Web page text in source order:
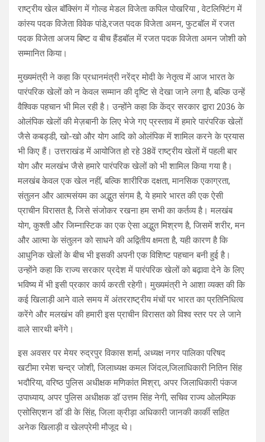
राष्ट्रीय खेल बॉक्सिंग में गोल्ड मेडल विजेता कपिल पोखरिया , वेटलिफ्टिंग में
कांस्य पदक विजेता विवेक पांडे,रजत पदक विजेता अमन, फुटबॉल में रजत
पदक विजेता अजय बिष्ट व बीच हैंडबॉल में रजत पदक विजेता अमन जोशी को
सम्मानित किया।
मुख्यमंत्री ने कहा कि प्रधानमंत्री नरेंद्र मोदी के नेतृत्व में आज भारत के
पारंपरिक खेलों को न केवल सम्मान की दृष्टि से देखा जाने लगा है, बल्कि उन्हें
वैश्विक पहचान भी मिल रही है। उन्होंने कहा कि केंद्र सरकार द्वारा 2036 के
ओलंपिक खेलों की मेज़बानी के लिए भेजे गए प्रस्ताव में हमारे पारंपरिक खेलों
जैसे कबड्डी, खो-खो और योग आदि को ओलंपिक में शामिल करने के प्रयास
भी किए हैं। उत्तराखंड में आयोजित हो रहे 38वें राष्ट्रीय खेलों में पहली बार
योग और मलखंभ जैसे हमारे पारंपरिक खेलों को भी शामिल किया गया है।
मलखंब केवल एक खेल नहीं, बल्कि शारीरिक दक्षता, मानसिक एकाग्रता,
संतुलन और आत्मसंयम का अद्भुत संगम है, ये हमारे भारत की एक ऐसी
प्राचीन विरासत है, जिसे संजोकर रखना हम सभी का कर्तव्य है। मलखंब
योग, कुश्ती और जिम्नास्टिक का एक ऐसा अद्भुत मिश्रण है, जिसमें शरीर, मन
और आत्मा के संतुलन को साधने की अद्वितीय क्षमता है, यही कारण है कि
आधुनिक खेलों के बीच भी इसकी अपनी एक विशिष्ट पहचान बनी हुई है।
उन्होंने कहा कि राज्य सरकार प्रदेश में पारंपरिक खेलों को बढ़ावा देने के लिए
भविष्य में भी इसी प्रकार कार्य करती रहेगी। मुख्यमंत्री ने आशा व्यक्त की कि
कई खिलाड़ी आने वाले समय में अंतरराष्ट्रीय मंचों पर भारत का प्रतिनिधित्व
करेंगे और मलखंभ की हमारी इस प्राचीन विरासत को विश्व स्तर पर ले जाने
वाले सारथी बनेंगे।
इस अवसर पर मेयर रुद्रपुर विकास शर्मा, अध्यक्ष नगर पालिका परिषद
खटीमा रमेश चन्द्र जोशी, जिलाध्यक्ष कमल जिंदल,जिलाधिकारी नितिन सिंह
भदौरिया, वरिष्ठ पुलिस अधीक्षक मणिकांत मिश्रा, अपर जिलाधिकारी पंकज
उपाध्याय, अपर पुलिस अधीक्षक डॉ उत्तम सिंह नेगी, सचिव राज्य ओलम्पिक
एसोसिएशन डॉ डी के सिंह, जिला क्रीड़ा अधिकारी जानकी कार्की सहित
अनेक खिलाड़ी व खेलप्रेमी मौजूद थे।